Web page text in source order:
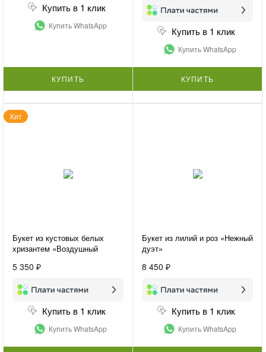
Купить в 1 клик
Купить WhatsApp
КУПИТЬ
Купить в 1 клик
Купить WhatsApp
КУПИТЬ
Хит
Букет из кустовых белых
хризантем «Воздушный
5 350 ₽
Купить в 1 клик
Купить WhatsApp
Букет из лилий и роз «Нежный
дуэт»
8 450 ₽
Купить в 1 клик
Купить WhatsApp